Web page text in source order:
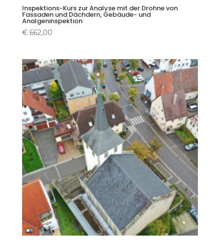
Inspektions-Kurs zur Analyse mit der Drohne von
Fassaden und Dächdern, Gebäude- und
Analgeninspektion
€662,00